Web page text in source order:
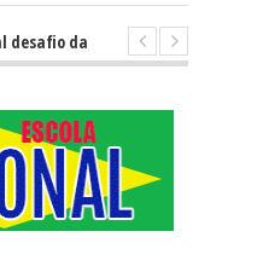
da educação Escolas